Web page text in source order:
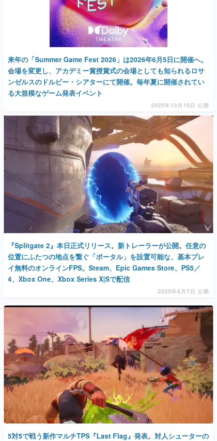
来年の「Summer Game Fest 2026」は2026年6月5日に開催へ。
会場を変更し、アカデミー賞授賞式の会場としても知られるロサ
ンゼルスのドルビー・シアターにて開催。毎年夏に開催されてい
る大規模なゲーム発表イベント
2025年10月15日 公開
『Splitgate 2』本日正式リリース。新トレーラーが公開。任意の
位置にふたつの地点を繋ぐ「ポータル」を設置可能な、基本プレ
イ無料のオンラインFPS。Steam、Epic Games Store、PS5／
4、Xbox One、Xbox Series X|Sで配信
2025年6月7日 公開
5対5で戦う新作マルチTPS『Last Flag』発表。対人シューターの